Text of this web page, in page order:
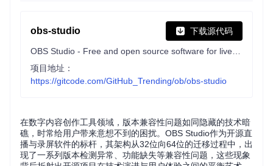
obs-studio 下载源代码
项目地址：
https://gitcode.com/GitHub_Trending/ob/obs-studio
在数字内容创作工具领域，版本兼容性问题如同隐藏的技术暗
礁，时常给用户带来意想不到的困扰。OBS Studio作为开源直
播与录屏软件的标杆，其架构从32位向64位的迁移过程中，出
现了一系列版本检测异常、功能缺失等兼容性问题，这些现象